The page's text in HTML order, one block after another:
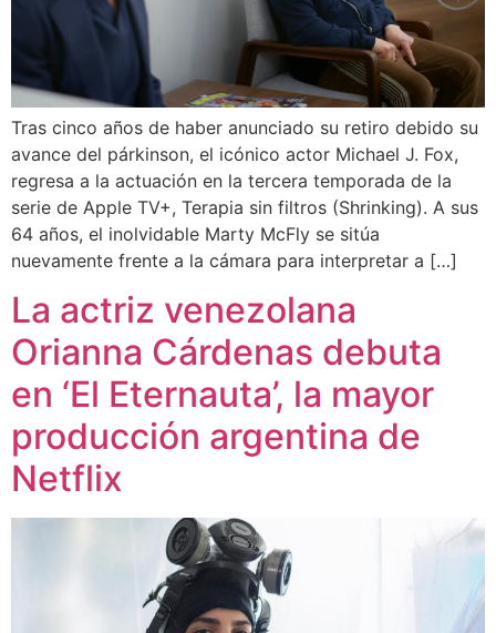
Tras cinco años de haber anunciado su retiro debido su
avance del párkinson, el icónico actor Michael J. Fox,
regresa a la actuación en la tercera temporada de la
serie de Apple TV+, Terapia sin filtros (Shrinking). A sus
64 años, el inolvidable Marty McFly se sitúa
nuevamente frente a la cámara para interpretar a […]
La actriz venezolana
Orianna Cárdenas debuta
en ‘El Eternauta’, la mayor
producción argentina de
Netflix